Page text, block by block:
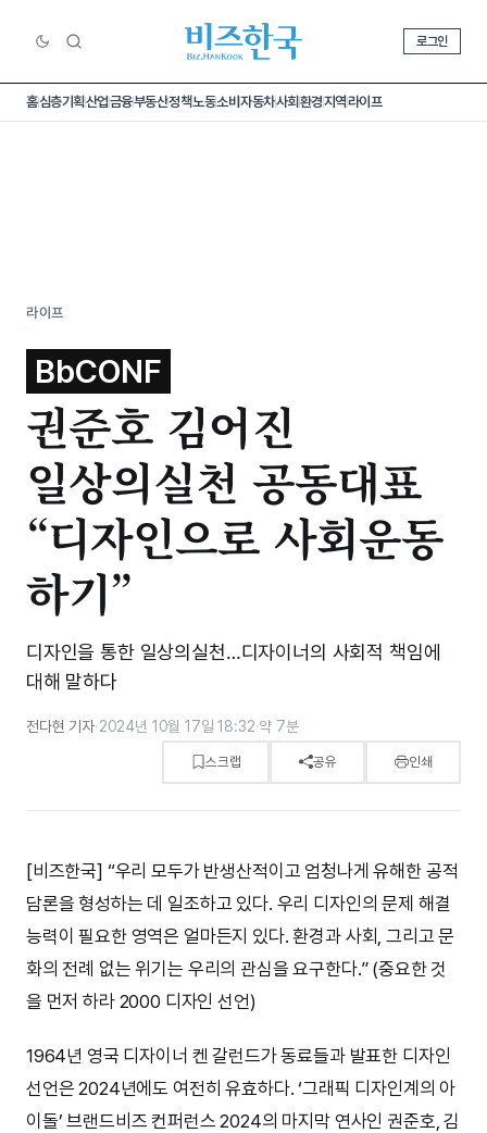
로그인
홈심층기획산업금융부동산정책노동소비 자동차사회환경지역라이프
라이프
BbCONF
권준호 김어진
일상의실천 공동대표
“디자인으로 사회운동
하기”
디자인을 통한 일상의실천…디자이너의 사회적 책임에
대해 말하다
전다현 기자·2024년 10월 17일 18:32·약 7분
스크랩 공유 인쇄
[비즈한국] “우리 모두가 반생산적이고 엄청나게 유해한 공적
담론을 형성하는 데 일조하고 있다. 우리 디자인의 문제 해결
능력이 필요한 영역은 얼마든지 있다. 환경과 사회, 그리고 문
화의 전례 없는 위기는 우리의 관심을 요구한다.” (중요한 것
을 먼저 하라 2000 디자인 선언)
1964년 영국 디자이너 켄 갈런드가 동료들과 발표한 디자인
선언은 2024년에도 여전히 유효하다. ‘그래픽 디자인계의 아
이돌’ 브랜드비즈 컨퍼런스 2024의 마지막 연사인 권준호, 김